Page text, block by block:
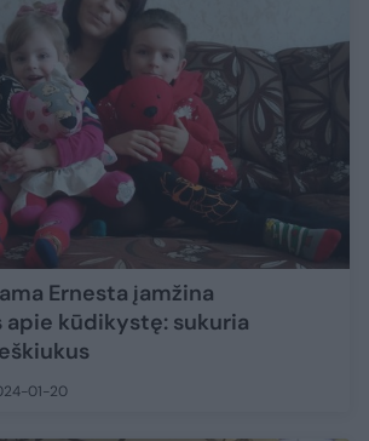
Ernesta įamžina
kūdikystę: sukuria
01-20